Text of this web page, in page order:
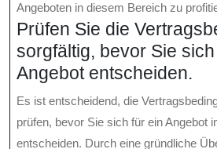
Angeboten in diesem Bereich zu
Prüfen Sie die
sorgfältig, bevor Sie
Angebot entscheiden.
Es ist entscheidend, die
prüfen, bevor Sie sich für ein Angebot
entscheiden. Durch eine gründliche